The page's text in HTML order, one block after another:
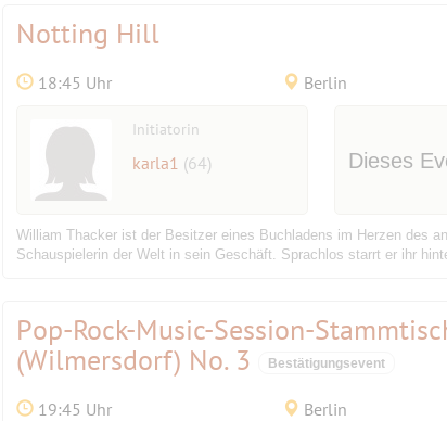
Notting Hill
18:45 Uhr Berlin
Initiatorin
karla1 (64) Dieses
William Thacker ist der Besitzer eines Buchladens im Herzen des
Schauspielerin der Welt in sein Geschäft. Sprachlos starrt er ihr
Pop-Rock-Music-Session-
(Wilmersdorf) No. 3
Bestätigungsevent
19:45 Uhr Berlin